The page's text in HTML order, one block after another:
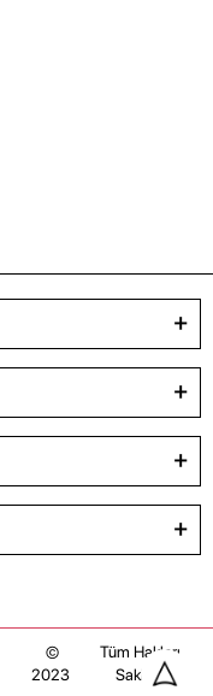
©
2023
Tüm Hakları
Saklıdır